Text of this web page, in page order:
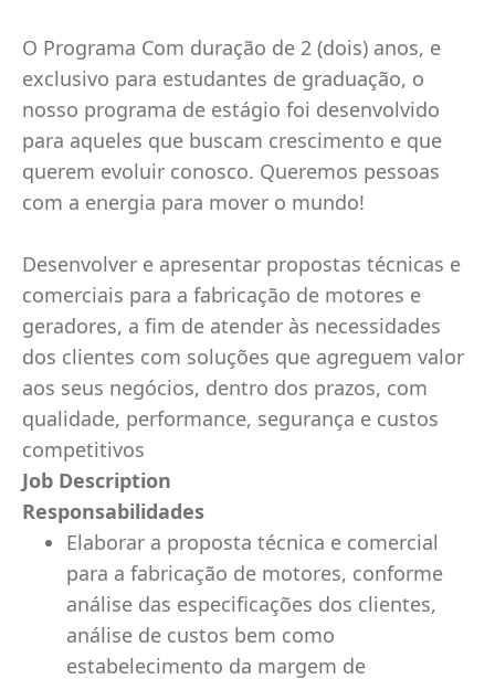
O Programa Com duração de 2 (dois) anos, e
exclusivo para estudantes de graduação, o
nosso programa de estágio foi desenvolvido
para aqueles que buscam crescimento e que
querem evoluir conosco. Queremos pessoas
com a energia para mover o mundo!
Desenvolver e apresentar propostas técnicas e
comerciais para a fabricação de motores e
geradores, a fim de atender às necessidades
dos clientes com soluções que agreguem valor
aos seus negócios, dentro dos prazos, com
qualidade, performance, segurança e custos
competitivos
Job Description
​Responsabilidades
Elaborar a proposta técnica e comercial
para a fabricação de motores, conforme
análise das especificações dos clientes,
análise de custos bem como
estabelecimento da margem de